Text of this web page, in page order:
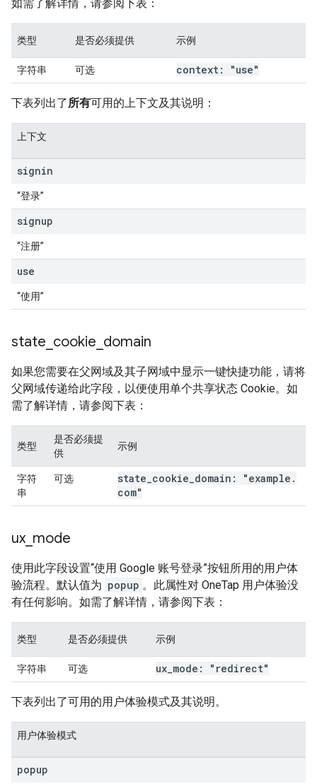
如需了解详情，请参阅下表：
类型 是否必须提供 示例
字符串 可选 context: "use"
下表列出了所有可用的上下文及其说明：
上下文
signin
“登录”
signup
“注册”
use
“使用”
state cookie domain
如果您需要在父网域及其子网域中显示一键快捷功能，请将
父网域传递给此字段，以便使用单个共享状态 Cookie。如
需了解详情，请参阅下表：
类型
是否必须提
供
示例
字符
串
可选 state cookie domain: "example .
com"
ux mode
使用此字段设置“使用 Google 账号登录”按钮所用的用户体
验流程。默认值为 popup 。此属性对 OneTap 用户体验没
有任何影响。如需了解详情，请参阅下表：
类型 是否必须提供 示例
字符串 可选 ux mode: "redirect"
下表列出了可用的用户体验模式及其说明。
用户体验模式
popup